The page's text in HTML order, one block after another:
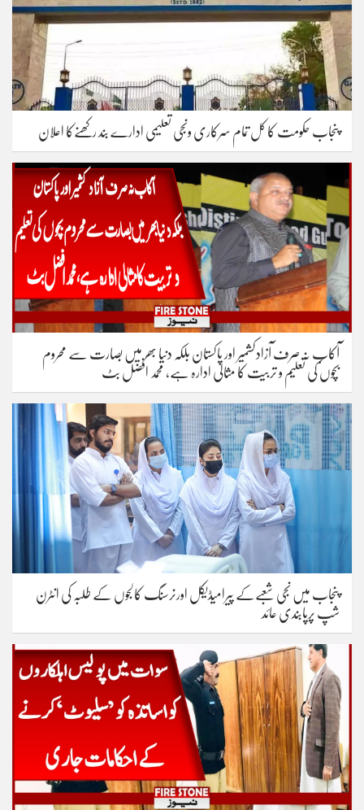
پنجاب حکومت کا کل تمام سرکاری ونجی تعلیمی ادارے بند رکھنےکا اعلان
آکاب نہ صرف آزادکشمیر اور پاکستان بلکہ دنیا بھر میں بصارت سے محروم
بچوں کی تعلیم و تربیت کا مثالی ادارہ ہے، محمد افضل بٹ
پنجاب میں نجی شعبےکے پیرامیڈیکل اورنرسنگ کالجوں کے طلبہ کی انٹرن
شپ پرپابندی عائد